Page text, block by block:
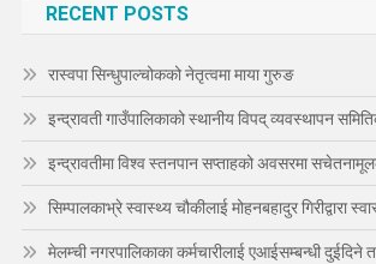
RECENT POSTS
रास्वपा सिन्धुपाल्चोकको नेतृत्वमा माया गुरुङ
इन्द्रावती गाउँपालिकाको स्थानीय विपद् व्यवस्थापन
इन्द्रावतीमा विश्व स्तनपान सप्ताहको अवसरमा
सिम्पालकाभ्रे स्वास्थ्य चौकीलाई मोहनबहादुर गिरीद्वारा
मेलम्ची नगरपालिकाका कर्मचारीलाई एआईसम्बन्धी दुईदिने